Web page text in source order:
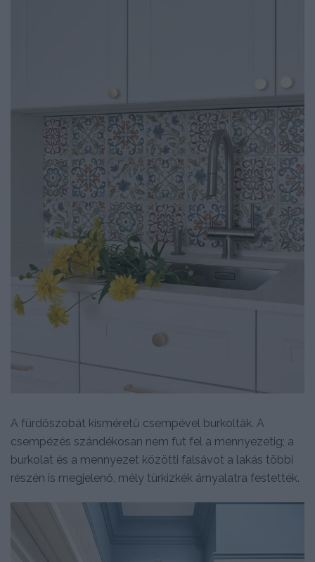
A fürdőszobát kisméretű csempével burkolták. A
csempézés szándékosan nem fut fel a mennyezetig; a
burkolat és a mennyezet közötti falsávot a lakás többi
részén is megjelenő, mély türkizkék árnyalatra festették.